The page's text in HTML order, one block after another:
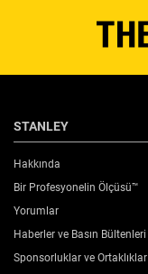
STANLEY
Hakkında
Bir Profesyonelin Ölçüsü™
Yorumlar
Haberler ve Basın Bültenleri
Sponsorluklar ve Ortaklıklar